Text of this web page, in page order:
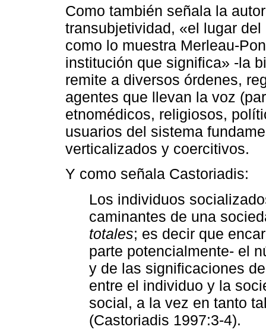
Como también señala la
transubjetividad, «el lugar
como lo muestra Merleau-
institución que significa» -la
remite a diversos órdenes,
agentes que llevan la voz
etnomédicos, religiosos,
usuarios del sistema
verticalizados y coercitivos.
Y como señala Castoriadis:
Los individuos
caminantes de una
totales; es decir que
parte potencialmente- el
y de las significaciones
entre el individuo y la
social, a la vez en tanto
(Castoriadis 1997:3-4).